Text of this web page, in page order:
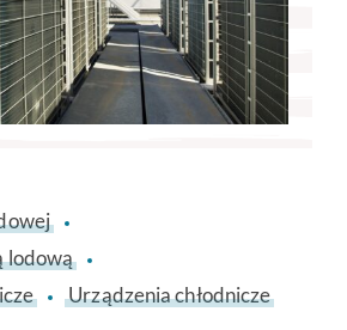
lodową
Urządzenia chłodnicze